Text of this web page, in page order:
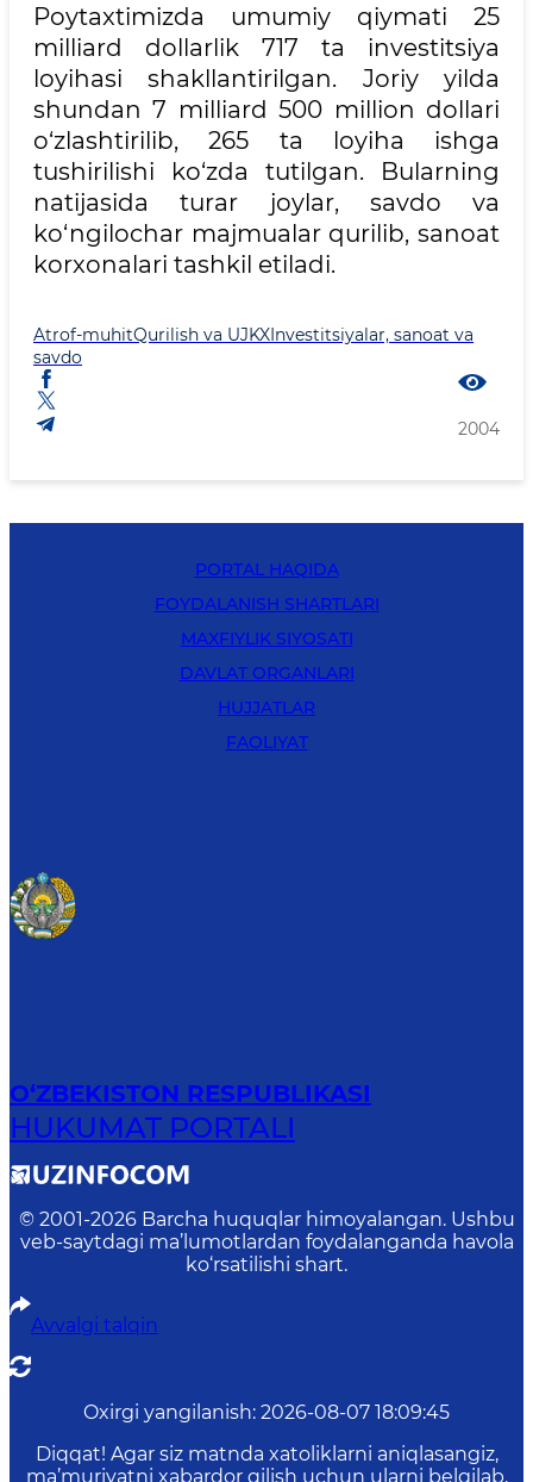
Poytaxtimizda umumiy qiymati 25
milliard dollarlik 717 ta investitsiya
loyihasi shakllantirilgan. Joriy yilda
shundan 7 milliard 500 million dollari
o‘zlashtirilib, 265 ta loyiha ishga
tushirilishi ko‘zda tutilgan. Bularning
natijasida turar joylar, savdo va
ko‘ngilochar majmualar qurilib, sanoat
korxonalari tashkil etiladi.
Atrof-muhitQurilish va UJKXInvestitsiyalar, sanoat va
savdo
2004
PORTAL HAQIDA
FOYDALANISH SHARTLARI
MAXFIYLIK SIYOSATI
DAVLAT ORGANLARI
HUJJATLAR
FAOLIYAT
O‘ZBEKISTON RESPUBLIKASI
HUKUMAT PORTALI
© 2001-2026 Barcha huquqlar himoyalangan. Ushbu
veb-saytdagi ma’lumotlardan foydalanganda havola
ko‘rsatilishi shart.
Avvalgi talqin
Oxirgi yangilanish: 2026-08-07 18:09:45
Diqqat! Agar siz matnda xatoliklarni aniqlasangiz,
ma’muriyatni xabardor qilish uchun ularni belgilab,